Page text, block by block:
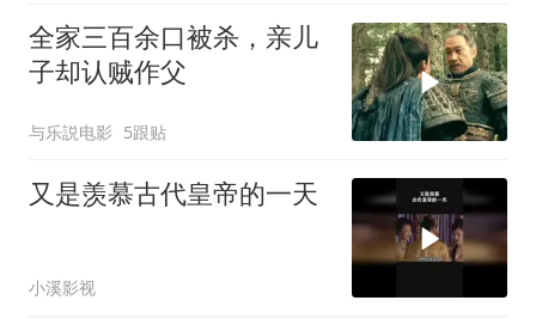
全家三百余口被杀，亲儿
子却认贼作父
与乐説电影 5跟贴
又是羡慕古代皇帝的一天
小溪影视